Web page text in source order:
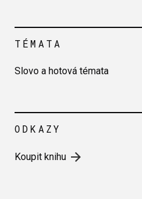
TÉMATA
Slovo a hotová témata
ODKAZY
Koupit knihu